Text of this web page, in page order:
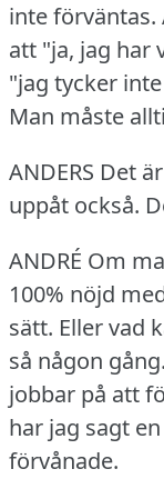
inte förväntas.
att "ja, jag har
"jag tycker
Man måste
ANDERS Det
uppåt också.
ANDRÉ Om
100% nöjd
sätt. Eller vad
så någon
jobbar på att
har jag sagt
förvånade.